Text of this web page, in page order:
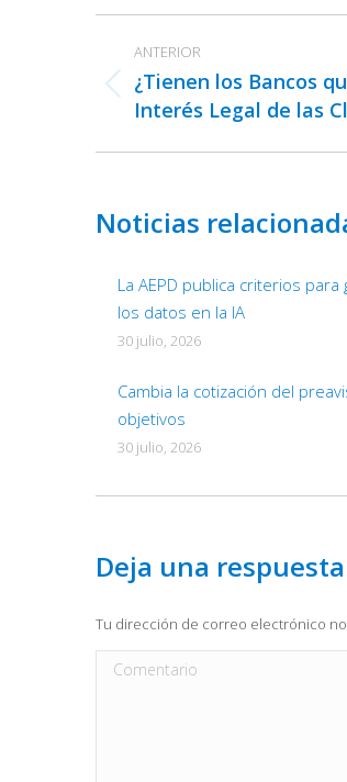
entre
publicaciones
ANTERIOR
Publicación
anterior:
¿Tienen los Bancos
Interés Legal de las
Noticias
La AEPD publica criterios
los datos en la IA
30 julio, 2026
Cambia la cotización del
objetivos
30 julio, 2026
Deja una respuesta
Tu dirección de correo electrónico
Comentario